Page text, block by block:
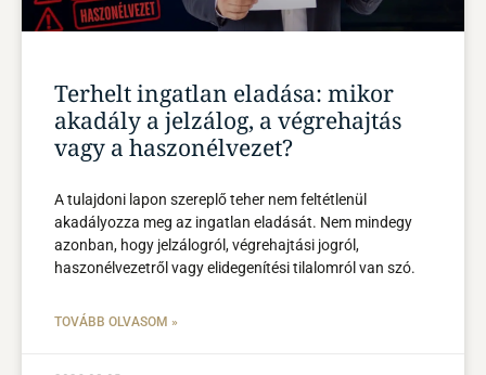
Terhelt ingatlan eladása: mikor
akadály a jelzálog, a végrehajtás
vagy a haszonélvezet?
A tulajdoni lapon szereplő teher nem feltétlenül
akadályozza meg az ingatlan eladását. Nem mindegy
azonban, hogy jelzálogról, végrehajtási jogról,
haszonélvezetről vagy elidegenítési tilalomról van szó.
TOVÁBB OLVASOM »